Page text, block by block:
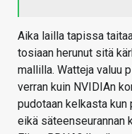
Aika lailla tapissa
tosiaan herunut sitä
mallilla. Watteja valuu
verran kuin NVIDIAn
pudotaan kelkasta kun
eikä säteenseurannan